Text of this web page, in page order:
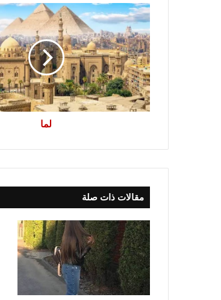
لما
لما
مقالات ذات صلة